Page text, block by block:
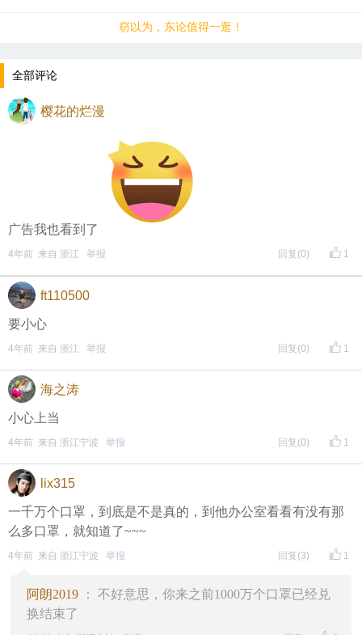
窃以为，东论值得一逛！
全部评论
樱花的烂漫
广告我也看到了
1
4年前 来自 浙江 举报 回复 (0)
ft110500
要小心
1
4年前 来自 浙江 举报 回复 (0)
海之涛
小心上当
1
4年前 来自 浙江宁波 举报 回复 (0)
lix315
一千万个口罩，到底是不是真的，到他办公室看看有没有那
么多口罩，就知道了~~~
1
4年前 来自 浙江宁波 举报 回复 (3)
阿朗2019 ： 不好意思，你来之前1000万个口罩已经兑
换结束了